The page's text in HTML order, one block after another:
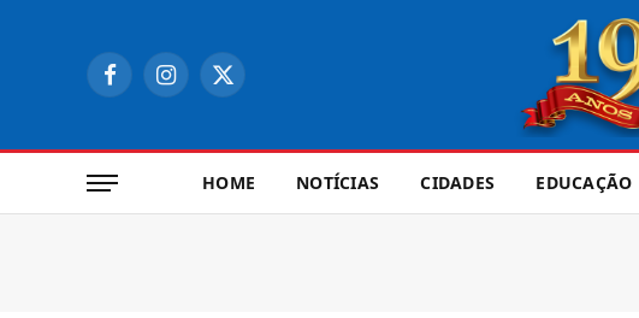
FacebookInstagram
X
HOME NOTÍCIAS CIDADES EDUCAÇÃO